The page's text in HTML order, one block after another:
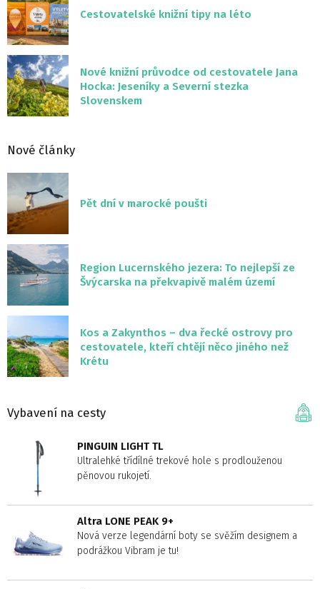
Cestovatelské knižní tipy na léto
Nové knižní průvodce od cestovatele Jana
Hocka: Jeseníky a Severní stezka
Slovenskem
Nové články
Pět dní v marocké poušti
Region Lucernského jezera: To nejlepší ze
Švýcarska na překvapivě malém území
Kos a Zakynthos – dva řecké ostrovy pro
cestovatele, kteří chtějí něco jiného než
Krétu
Vybavení na cesty
PINGUIN LIGHT TL
Ultralehké třídílné trekové hole s prodlouženou
pěnovou rukojetí.
Altra LONE PEAK 9+
Nová verze legendární boty se svěžím designem a
podrážkou Vibram je tu!